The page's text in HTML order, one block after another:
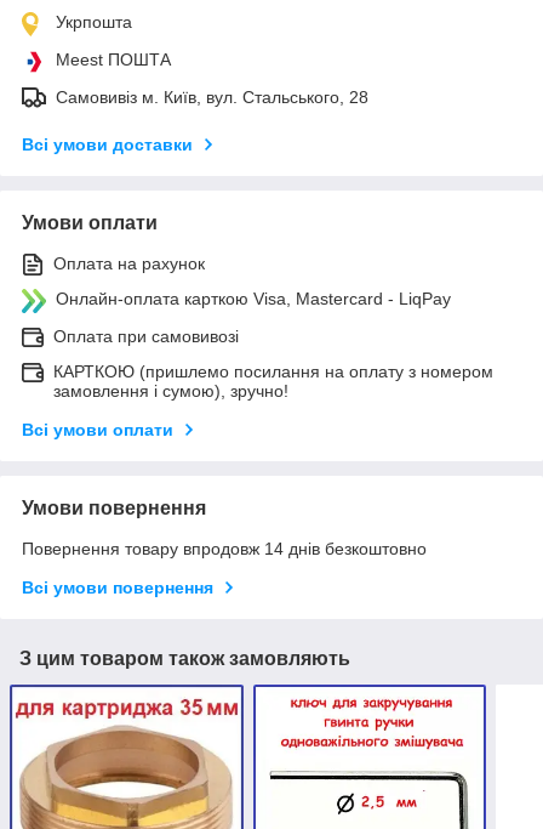
Укрпошта
Meest ПОШТА
Самовивіз м. Київ, вул. Стальського, 28
Всі умови доставки
Умови оплати
Оплата на рахунок
Онлайн-оплата карткою Visa, Mastercard - LiqPay
Оплата при самовивозі
КАРТКОЮ (пришлемо посилання на оплату з номером
замовлення і сумою), зручно!
Всі умови оплати
Умови повернення
Повернення товару впродовж 14 днів безкоштовно
Всі умови повернення
З цим товаром також замовляють